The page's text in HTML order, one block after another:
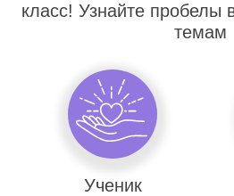
класс! Узнайте пробелы
темам
Ученик